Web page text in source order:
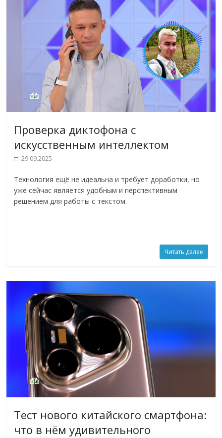
Проверка диктофона с
искусственным интеллектом
29.09.2025
Технология ещё не идеальна и требует доработки, но
уже сейчас является удобным и перспективным
решением для работы с текстом.
Читать далее
Тест нового китайского смартфона:
что в нём удивительного